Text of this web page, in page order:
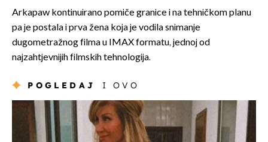
Arkapaw kontinuirano pomiče granice i na tehničkom planu
pa je postala i prva žena koja je vodila snimanje
dugometražnog filma u IMAX formatu, jednoj od
najzahtjevnijih filmskih tehnologija.
POGLEDAJ I OVO